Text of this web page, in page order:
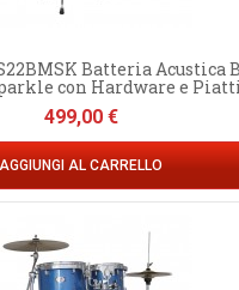
Batteria Acustica
con Hardware e
Prezzo
499,00 €
AGGIUNGI AL CARRELLO